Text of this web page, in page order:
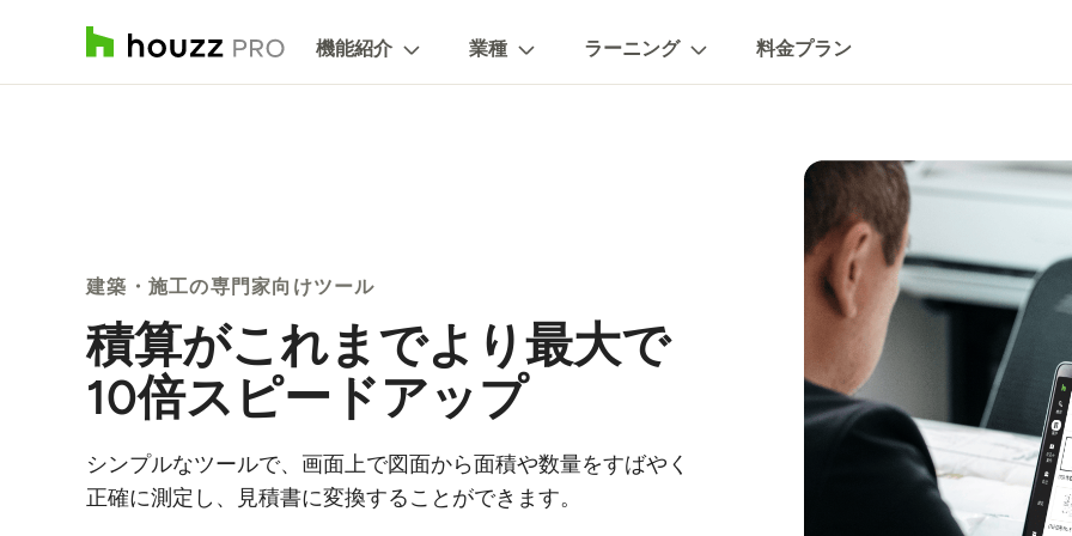
機能紹介 業種 ラーニング 料金プラン
建築・施工の専門家向けツール
積算がこれまでより最大で
10倍スピードアップ
シンプルなツールで、画面上で図面から面積や数量をすばやく
正確に測定し、見積書に変換することができます。